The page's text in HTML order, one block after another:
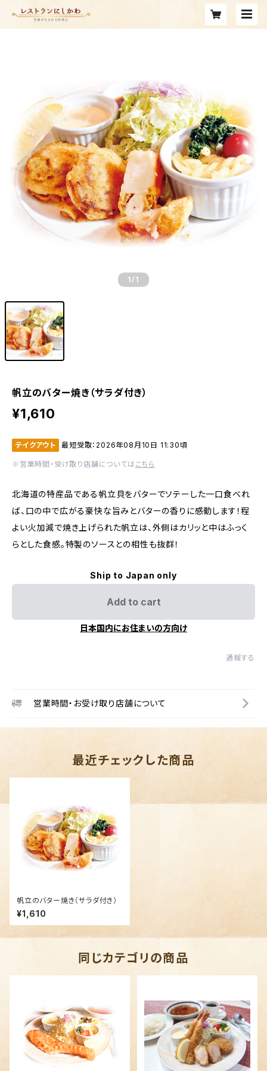
1 /1
帆立のバター焼き（サラダ付き）
¥1,610
テイクアウト 最短受取：2026年08月10日 11:30頃
※営業時間・受け取り店舗については こちら
北海道の特産品である帆立貝をバターでソテーした一口食べれ
ば、口の中で広がる豪快な旨みとバターの香りに感動します！程
よい火加減で焼き上げられた帆立は、外側はカリッと中はふっく
らとした食感。特製のソースとの相性も抜群！
Ship to Japan only
Add to cart
日本国内にお住まいの方向け
通報する
営業時間・お受け取り店舗について
最近チェックした商品
帆立のバター焼き（サラダ付き）
¥1,610
同じカテゴリの商品